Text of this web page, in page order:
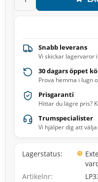
Snabb leverans
Vi skickar lagervaror
30 dagars öppet
Prova hemma i lugn
Prisgaranti
Hittar du lägre pris?
Trumspecialister
Vi hjälper dig att
Lagerstatus
Artikelnr